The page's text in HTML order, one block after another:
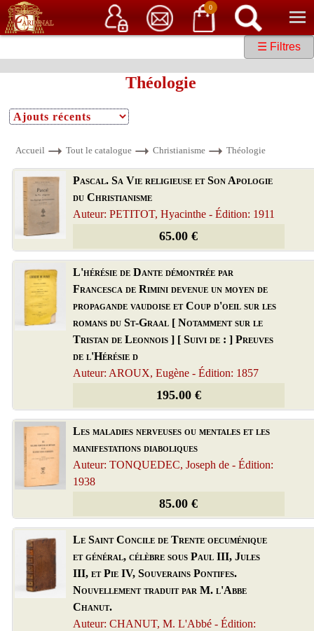
0
Service client 06 15 37 15 37 Librairie de livres anciens & rares
☰ Filtres
Théologie
Accueil Tout le catalogue Christianisme Théologie
Pascal. Sa Vie religieuse et Son Apologie
du Christianisme
Auteur: PETITOT, Hyacinthe - Édition: 1911
65.00 €
L'hérésie de Dante démontrée par
Francesca de Rimini devenue un moyen de
propagande vaudoise et Coup d'oeil sur les
romans du St-Graal [ Notamment sur le
Tristan de Leonnois ] [ Suivi de : ] Preuves
de l'Hérésie d
Auteur: AROUX, Eugène - Édition: 1857
195.00 €
Les maladies nerveuses ou mentales et les
manifestations diaboliques
Auteur: TONQUEDEC, Joseph de - Édition:
1938
85.00 €
Le Saint Concile de Trente oecuménique
et général, célèbre sous Paul III, Jules
III, et Pie IV, Souverains Pontifes.
Nouvellement traduit par M. l'Abbe
Chanut.
Auteur: CHANUT, M. L'Abbé - Édition: